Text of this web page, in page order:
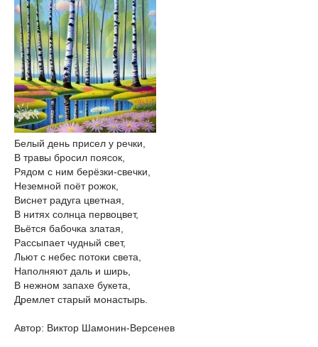
Белый день присел у речки,
В травы бросил поясок,
Рядом с ним берёзки-свечки,
Неземной поёт рожок,
Виснет радуга цветная,
В нитях солнца первоцвет,
Вьётся бабочка златая,
Рассыпает чудный свет,
Льют с небес потоки света,
Наполняют даль и ширь,
В нежном запахе букета,
Дремлет старый монастырь.
Автор: Виктор Шамонин-Версенев